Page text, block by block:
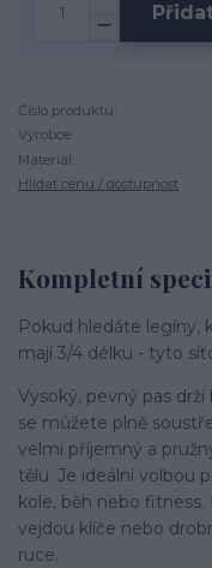
Číslo produktu:
Výrobce:
Materiál:
Hlídat cenu / dostupnost
Kompletní
Pokud hledáte legíny,
mají 3/4 délku - tyto
Vysoký, pevný pas
se můžete plně
velmi příjemný a
tělu. Je ideální volbou
kole, běh nebo
vejdou klíče nebo
ruce.